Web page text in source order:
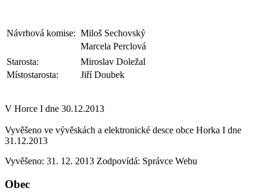
Návrhová komise: Miloš Sechovský
Marcela Perclová
Starosta:
Miroslav Doležal
Místostarosta:
Jiří Doubek
V Horce I dne 30.12.2013
Vyvěšeno ve vývěskách a elektronické desce obce Horka I dne
31.12.2013
Vyvěšeno: 31. 12. 2013 Zodpovídá: Správce Webu
Obec